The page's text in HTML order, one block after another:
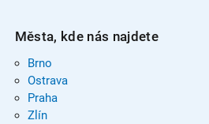
Města, kde nás najdete
Brno
Ostrava
Praha
Zlín